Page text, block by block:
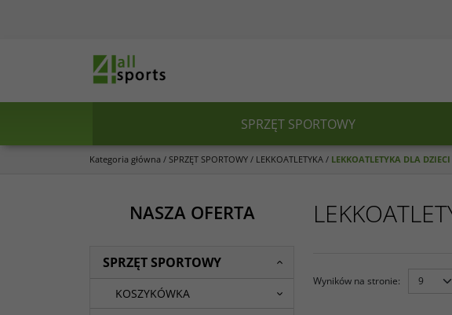
SPRZĘT SPORTOWY
Kategoria główna / SPRZĘT SPORTOWY / LEKKOATLETYKA / LEKKOATLETYKA DLA DZIECI
Wyników na stronie:
NASZA OFERTA
SPRZĘT SPORTOWY
KOSZYKÓWKA